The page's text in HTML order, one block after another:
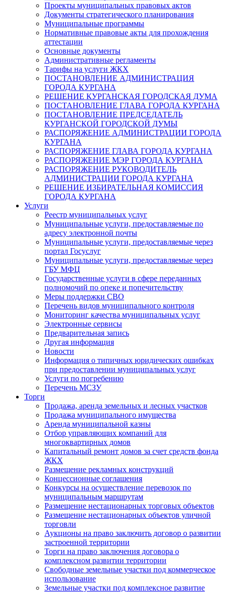
Проекты муниципальных правовых актов
Документы стратегического планирования
Муниципальные программы
Нормативные правовые акты для прохождения
аттестации
Основные документы
Административные регламенты
Тарифы на услуги ЖКХ
ПОСТАНОВЛЕНИЕ АДМИНИСТРАЦИЯ
ГОРОДА КУРГАНА
РЕШЕНИЕ КУРГАНСКАЯ ГОРОДСКАЯ ДУМА
ПОСТАНОВЛЕНИЕ ГЛАВА ГОРОДА КУРГАНА
ПОСТАНОВЛЕНИЕ ПРЕДСЕДАТЕЛЬ
КУРГАНСКОЙ ГОРОДСКОЙ ДУМЫ
РАСПОРЯЖЕНИЕ АДМИНИСТРАЦИИ ГОРОДА
КУРГАНА
РАСПОРЯЖЕНИЕ ГЛАВА ГОРОДА КУРГАНА
РАСПОРЯЖЕНИЕ МЭР ГОРОДА КУРГАНА
РАСПОРЯЖЕНИЕ РУКОВОДИТЕЛЬ
АДМИНИСТРАЦИИ ГОРОДА КУРГАНА
РЕШЕНИЕ ИЗБИРАТЕЛЬНАЯ КОМИССИЯ
ГОРОДА КУРГАНА
Услуги
Реестр муниципальных услуг
Муниципальные услуги, предоставляемые по
адресу электронной почты
Муниципальные услуги, предоставляемые через
портал Госуслуг
Муниципальные услуги, предоставляемые через
ГБУ МФЦ
Государственные услуги в сфере переданных
полномочий по опеке и попечительству
Меры поддержки СВО
Перечень видов муниципального контроля
Мониторинг качества муниципальных услуг
Электронные сервисы
Предварительная запись
Другая информация
Новости
Информация о типичных юридических ошибках
при предоставлении муниципальных услуг
Услуги по погребению
Перечень МСЗУ
Торги
Продажа, аренда земельных и лесных участков
Продажа муниципального имущества
Аренда муниципальной казны
Отбор управляющих компаний для
многоквартирных домов
Капитальный ремонт домов за счет средств фонда
ЖКХ
Размещение рекламных конструкций
Концессионные соглашения
Конкурсы на осуществление перевозок по
муниципальным маршрутам
Размещение нестационарных торговых объектов
Размещение нестационарных объектов уличной
торговли
Аукционы на право заключить договор о развитии
застроенной территории
Торги на право заключения договора о
комплексном развитии территории
Свободные земельные участки под коммерческое
использование
Земельные участки под комплексное развитие